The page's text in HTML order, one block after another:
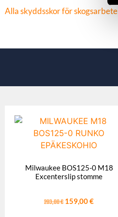
Alla skyddsskor för
Milwaukee BOS125-0 M18
Excenterslip stomme
203,00€ 159,00€